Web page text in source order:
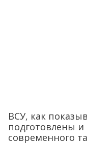
ВСУ, как
подготовлены
современного